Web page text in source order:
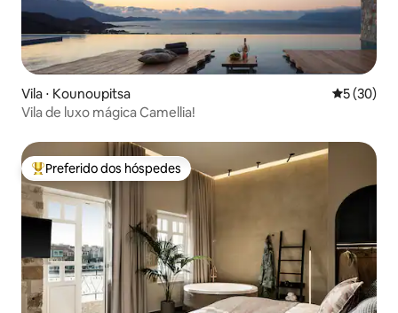
Vila ⋅ Kounoupitsa 5 de uma
5 (30)
Vila de luxo mágica Camellia!
Entre os melhores preferidos dos hóspedes
Preferido dos hóspedes